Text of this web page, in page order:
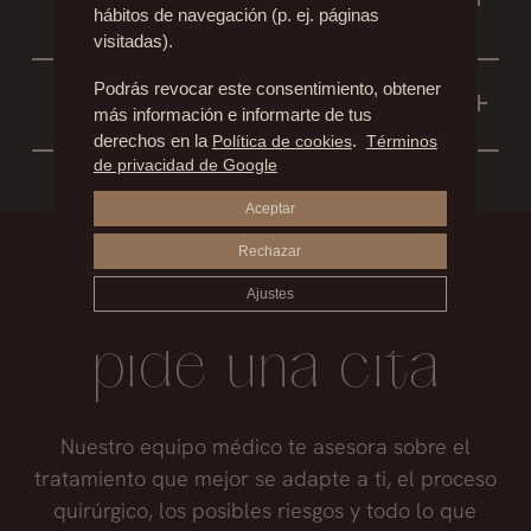
asegurar a la paciente que pueda mantener
la lactancia.
PECHO?
los primeros meses en los que la sensación es
como de piel adormecida o “acorchada”. A
menos que exista alguna complicación, con el
tiempo, la sensibilidad se recupera en su
totalidad.
¿SE PUEDE ELIMINAR LAS
CICATRICES CON LÁSER?
No existe ninguna técnica para borrar las
cicatrices. Se pueden mejorar con diferentes
procedimientos entre los que se incluye el
Infórmate,
pide una cita
Nuestro equipo médico te asesora sobre el
tratamiento que mejor se adapte a ti, el proceso
quirúrgico, los posibles riesgos y todo lo que
hábitos de navegación (p. ej. páginas
visitadas).
Podrás revocar este consentimiento, obtener
más información e informarte de tus
derechos en la Política de cookies. Términos
de privacidad de Google
Aceptar
Rechazar
Ajustes